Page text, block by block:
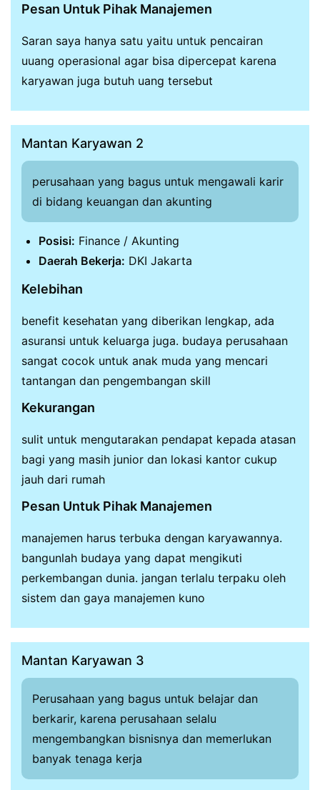
Pesan Untuk Pihak Manajemen
Saran saya hanya satu yaitu untuk pencairan
uuang operasional agar bisa dipercepat karena
karyawan juga butuh uang tersebut
Mantan Karyawan 2
perusahaan yang bagus untuk mengawali karir
di bidang keuangan dan akunting
Posisi: Finance / Akunting
Daerah Bekerja: DKI Jakarta
Kelebihan
benefit kesehatan yang diberikan lengkap, ada
asuransi untuk keluarga juga. budaya perusahaan
sangat cocok untuk anak muda yang mencari
tantangan dan pengembangan skill
Kekurangan
sulit untuk mengutarakan pendapat kepada atasan
bagi yang masih junior dan lokasi kantor cukup
jauh dari rumah
Pesan Untuk Pihak Manajemen
manajemen harus terbuka dengan karyawannya.
bangunlah budaya yang dapat mengikuti
perkembangan dunia. jangan terlalu terpaku oleh
sistem dan gaya manajemen kuno
Mantan Karyawan 3
Perusahaan yang bagus untuk belajar dan
berkarir, karena perusahaan selalu
mengembangkan bisnisnya dan memerlukan
banyak tenaga kerja